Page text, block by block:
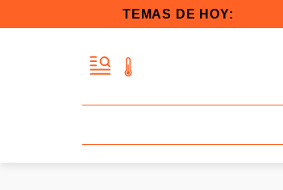
TEMAS DE HOY: